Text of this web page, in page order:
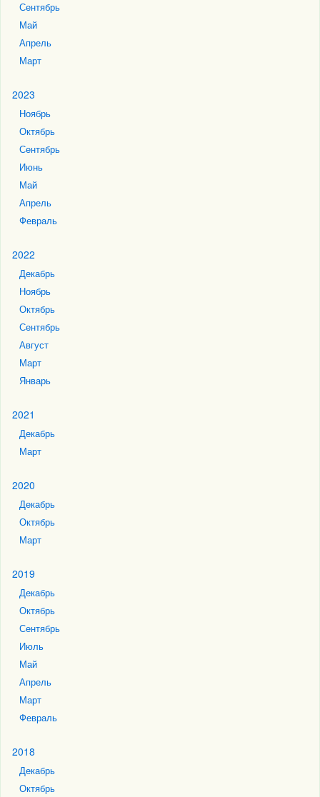
Сентябрь
Май
Апрель
Март
2023
Ноябрь
Октябрь
Сентябрь
Июнь
Май
Апрель
Февраль
2022
Декабрь
Ноябрь
Октябрь
Сентябрь
Август
Март
Январь
2021
Декабрь
Март
2020
Декабрь
Октябрь
Март
2019
Декабрь
Октябрь
Сентябрь
Июль
Май
Апрель
Март
Февраль
2018
Декабрь
Октябрь